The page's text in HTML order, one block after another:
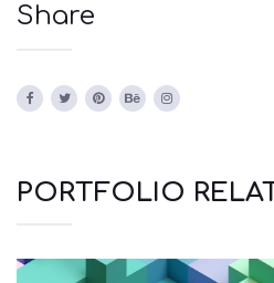
Share
PORTFOLIO